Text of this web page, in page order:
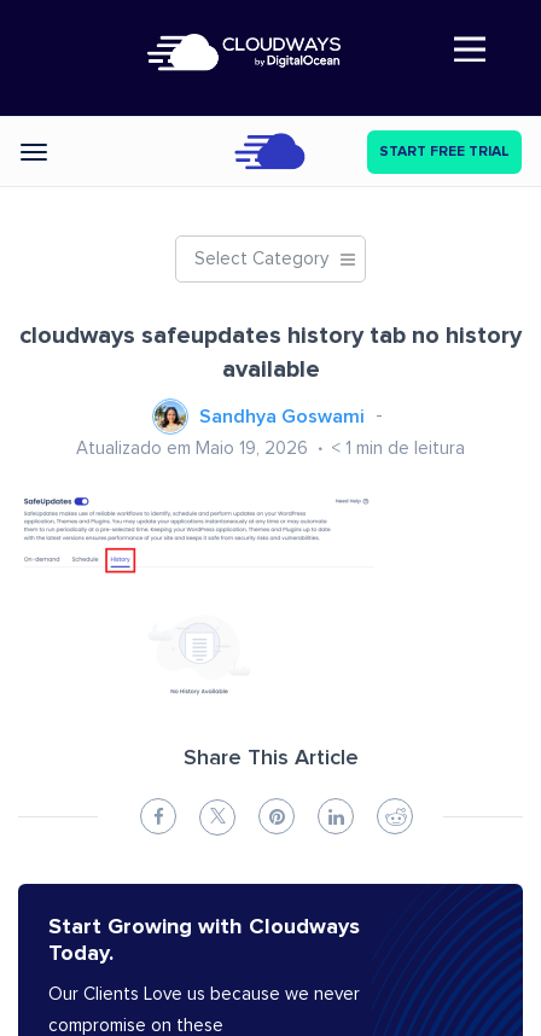
Abre a navegação
Categories START FREE TRIAL
Select Category
cloudways safeupdates history tab no history
available
Sandhya Goswami
Atualizado em Maio 19, 2026 < 1 min de leitura
Share This Article
Start Growing with Cloudways
Today.
Our Clients Love us because we never
compromise on these